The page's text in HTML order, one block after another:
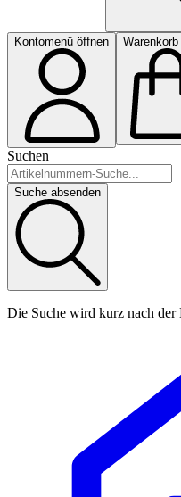
Kontomenü öffnen
Suchen
Suche absenden
Die Suche wird kurz nach der